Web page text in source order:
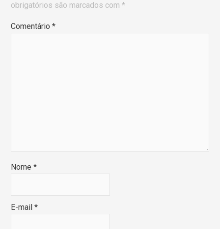
obrigatórios são marcados com*
Comentário*
Nome*
E-mail*